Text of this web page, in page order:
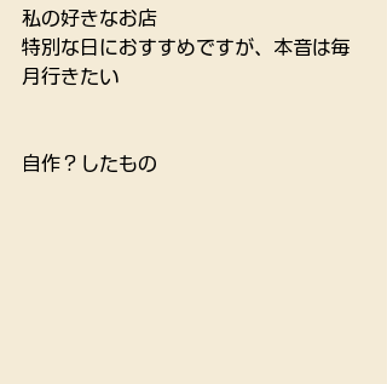
私の好きなお店
特別な日におすすめですが、本音は毎
月行きたい
自作？したもの